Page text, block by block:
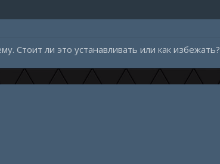
Стоит ли это устанавливать или как избежать?